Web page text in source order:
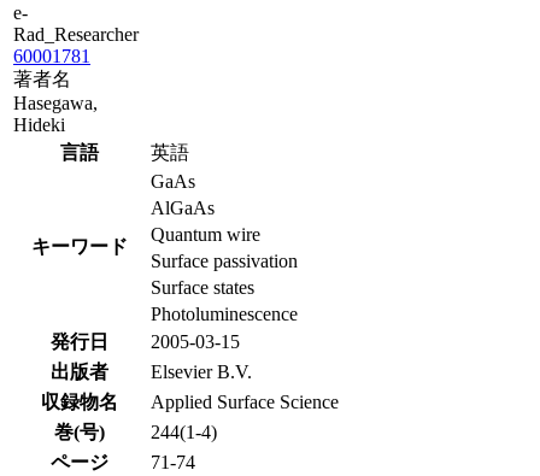
e-
Rad_Researcher
60001781
著者名
Hasegawa,
Hideki
言語
英語
キーワード
GaAs
AlGaAs
Quantum wire
Surface passivation
Surface states
Photoluminescence
発行日
2005-03-15
出版者
Elsevier B.V.
収録物名
Applied Surface Science
巻(号)
244(1-4)
ページ
71-74